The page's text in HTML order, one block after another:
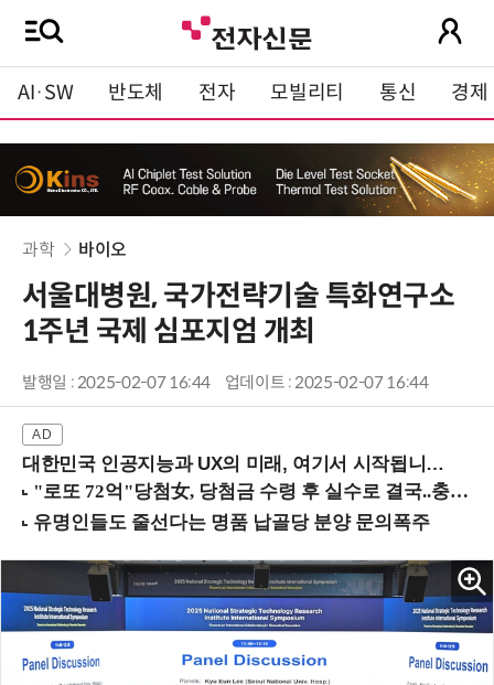
AI·SW 반도체 전자 모빌리티 통신 경제
과학 바이오
서울대병원, 국가전략기술 특화연구소
1주년 국제 심포지엄 개최
발행일 : 2025-02-07 16:44 업데이트 : 2025-02-07 16:44
대한민국 인공지능과 UX의 미래, 여기서 시작됩니다! (9/2 강남역)